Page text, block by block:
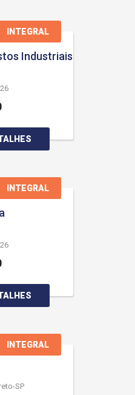
INTEGRAL
Industriais
INTEGRAL
INTEGRAL
SP